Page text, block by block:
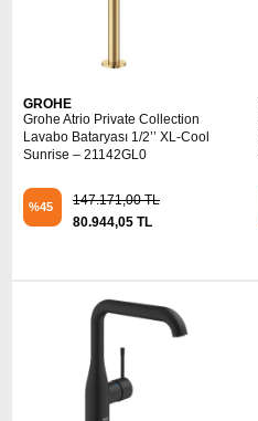
GROHE
Grohe Atrio Private Collection
Lavabo Bataryası 1/2’’ XL-Cool
Sunrise – 21142GL0
%45
147.171,00 TL
80.944,05 TL